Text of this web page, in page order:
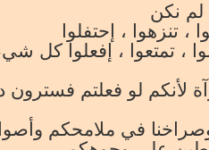
لم نكن
، تنزهوا ، إحتفلوا
، تمتعوا ، إفعلوا كل
لأنكم لو فعلتم فسترون
في ملامحكم